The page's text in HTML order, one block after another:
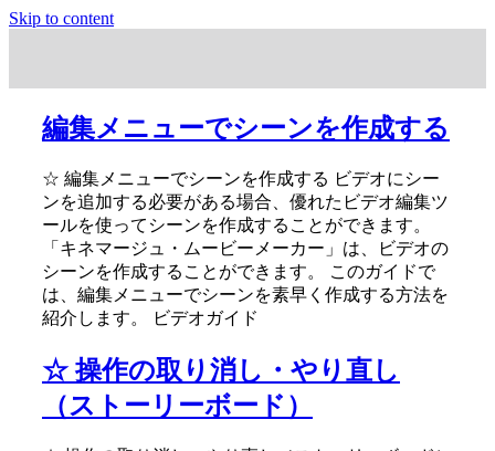
Skip to content
編集メニューでシーンを作成する
☆ 編集メニューでシーンを作成する ビデオにシー
ンを追加する必要がある場合、優れたビデオ編集ツ
ールを使ってシーンを作成することができます。
「キネマージュ・ムービーメーカー」は、ビデオの
シーンを作成することができます。 このガイドで
は、編集メニューでシーンを素早く作成する方法を
紹介します。 ビデオガイド
☆ 操作の取り消し・やり直し
（ストーリーボード）